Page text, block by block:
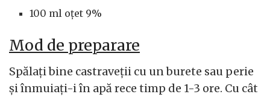
100 ml oțet 9%
Mod de preparare
Spălați bine castraveții cu un burete sau perie
și înmuiați-i în apă rece timp de 1-3 ore. Cu cât